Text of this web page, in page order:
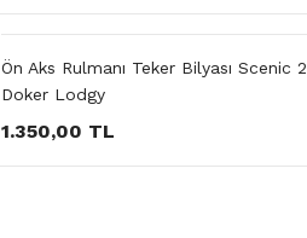
Ön Aks Rulmanı Teker Bilyası Scenic 2
Doker Lodgy
1.350,00 TL